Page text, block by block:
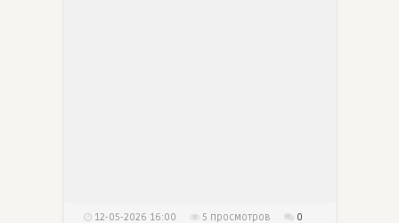
12-05-2026 16:00 5 просмотров 0